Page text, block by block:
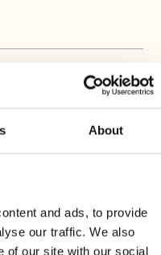
About
and ads, to provide
our traffic. We also
of our site with our social
5 ricette per la
al sugo: ricetta